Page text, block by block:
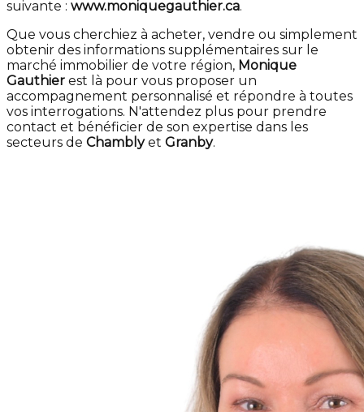
suivante : www.moniquegauthier.ca.
Que vous cherchiez à acheter, vendre ou simplement
obtenir des informations supplémentaires sur le
marché immobilier de votre région, Monique
Gauthier est là pour vous proposer un
accompagnement personnalisé et répondre à toutes
vos interrogations. N'attendez plus pour prendre
contact et bénéficier de son expertise dans les
secteurs de Chamblyet Granby.